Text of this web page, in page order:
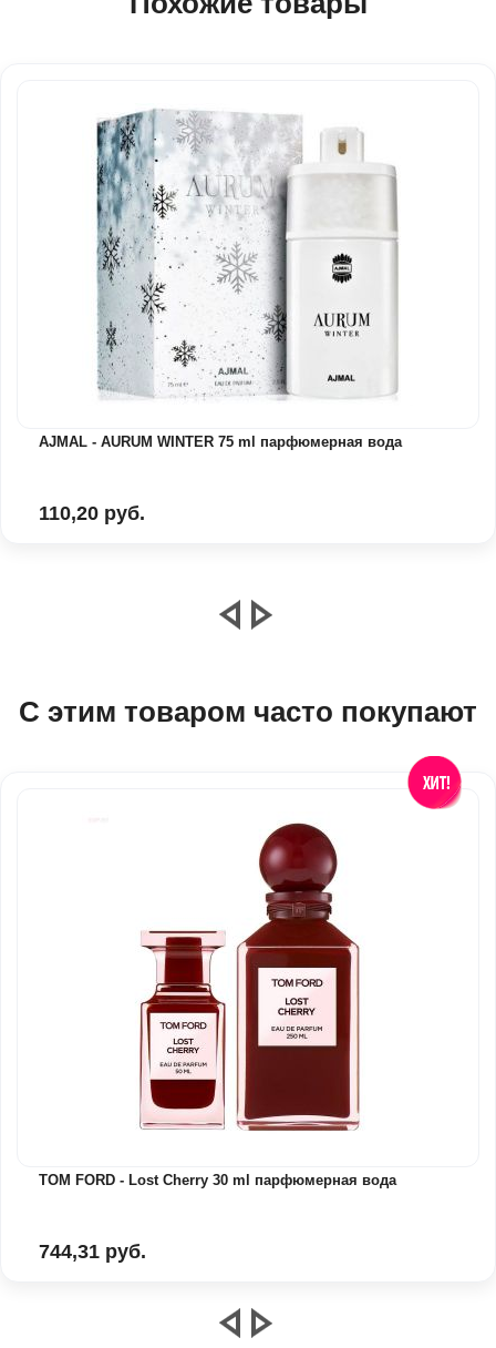
AJMAL - AURUM WINTER 75 ml парфюмерная вода
110,20 руб.
С этим товаром часто покупают
TOM FORD - Lost Cherry 30 ml парфюмерная вода
744,31 руб.